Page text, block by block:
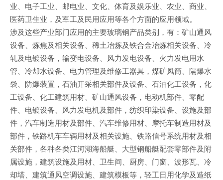
业、电子工业、邮电业、文化、体育及娱乐业、农业、商业、
医药卫生业，及军工及民用应用等各个方面的应用领域。
涉及这些产业部门应用的主要玻璃钢产品类别，有：矿山通风
设备、炼焦及相关设备、稀土冶炼及铁合金冶炼相关设备、冷
轧及电镀设备，输变电设备、风力发电设备、火力发电用水
管、冷却水设备、电力管理及维修工器具，煤矿凤筒、隔爆水
袋、防爆装置，石油开采相关部件及设备、石油化工设备，化
工设备、化工建筑用材、矿山通风设备，电动机部件、零配
件、电镀设备、风力发电机及部件，纺织印染设备、设施及部
件，汽车制造用材及部件、汽车维修用材、摩托车制造用材及
部件，铁路机车车辆用材及相关设施、铁路信号系统用材及相
关部件，各种各类江河湖海船艇、大型钢船艇配套零部件及附
属设施，建筑设施及用材、卫生间、厨房、门窗、波形瓦、冷
却塔、建筑通风空调设施、建筑模板等，轻工日用化学及造纸